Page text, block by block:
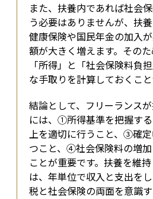
また、扶養内であれば社会
う必要はありませんが、扶
健康保険や国民年金の加入
額が大きく増えます。その
「所得」と「社会保険料負
な手取りを計算しておくこと
結論として、フリーランス
には、①所得基準を把握す
上を適切に行うこと、③確
つこと、④社会保険料の増
ことが重要です。扶養を維
は、年単位で収入と支出を
税と社会保険の両面を意識す